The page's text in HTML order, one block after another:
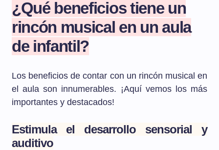
¿Qué beneficios tiene un
rincón musical en un aula
de infantil?
Los beneficios de contar con un rincón musical en
el aula son innumerables. ¡Aquí vemos los más
importantes y destacados!
Estimula el desarrollo sensorial y
auditivo